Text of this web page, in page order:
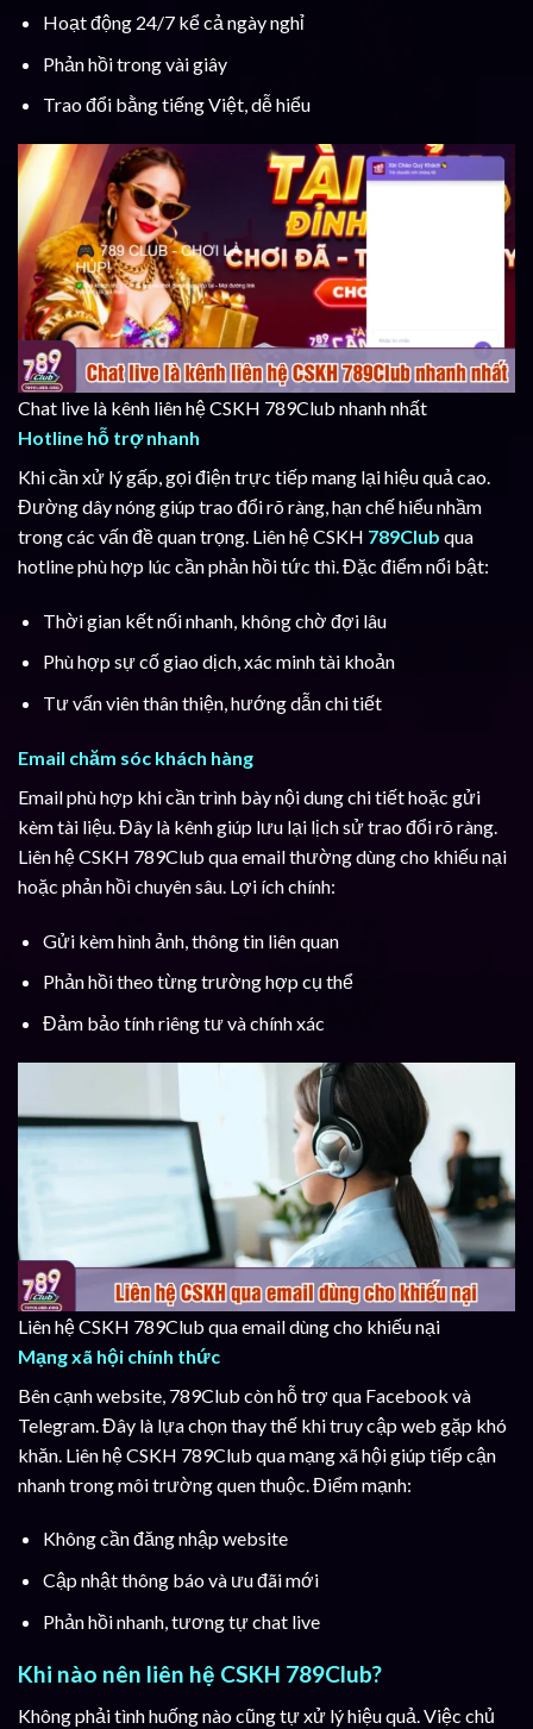
Hoạt động 24/7 kể cả ngày nghỉ
Phản hồi trong vài giây
Trao đổi bằng tiếng Việt, dễ hiểu
Chat live là kênh liên hệ CSKH 789Club nhanh nhất
Hotline hỗ trợ nhanh
Khi cần xử lý gấp, gọi điện trực tiếp mang lại hiệu quả cao.
Đường dây nóng giúp trao đổi rõ ràng, hạn chế hiểu nhầm
trong các vấn đề quan trọng. Liên hệ CSKH 789Club qua
hotline phù hợp lúc cần phản hồi tức thì. Đặc điểm nổi bật:
Thời gian kết nối nhanh, không chờ đợi lâu
Phù hợp sự cố giao dịch, xác minh tài khoản
Tư vấn viên thân thiện, hướng dẫn chi tiết
Email chăm sóc khách hàng
Email phù hợp khi cần trình bày nội dung chi tiết hoặc gửi
kèm tài liệu. Đây là kênh giúp lưu lại lịch sử trao đổi rõ ràng.
Liên hệ CSKH 789Club qua email thường dùng cho khiếu nại
hoặc phản hồi chuyên sâu. Lợi ích chính:
Gửi kèm hình ảnh, thông tin liên quan
Phản hồi theo từng trường hợp cụ thể
Đảm bảo tính riêng tư và chính xác
Liên hệ CSKH 789Club qua email dùng cho khiếu nại
Mạng xã hội chính thức
Bên cạnh website, 789Club còn hỗ trợ qua Facebook và
Telegram. Đây là lựa chọn thay thế khi truy cập web gặp khó
khăn. Liên hệ CSKH 789Club qua mạng xã hội giúp tiếp cận
nhanh trong môi trường quen thuộc. Điểm mạnh:
Không cần đăng nhập website
Cập nhật thông báo và ưu đãi mới
Phản hồi nhanh, tương tự chat live
Khi nào nên liên hệ CSKH 789Club?
Không phải tình huống nào cũng tự xử lý hiệu quả. Việc chủ